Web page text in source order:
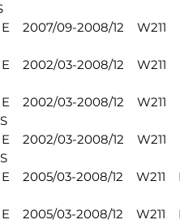
E 2007/09-2008/12
E 2002/03-2008/12
E 2002/03-2008/12 W211
E 2002/03-2008/12 W211
E 2005/03-2008/12
E 2005/03-2008/12 W211